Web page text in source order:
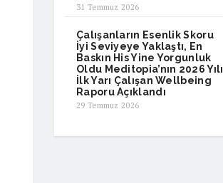
31 Temmuz 2026
Çalışanların Esenlik Skoru
İyi Seviyeye Yaklaştı, En
Baskın His Yine Yorgunluk
Oldu Meditopia’nın 2026 Yılı
İlk Yarı Çalışan Wellbeing
Raporu Açıklandı
29 Temmuz 2026